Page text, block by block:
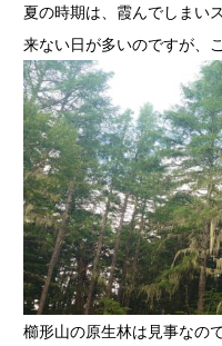
夏の時期は、霞んでしまい
来ない日が多いのですが、
櫛形山の原生林は見事なの